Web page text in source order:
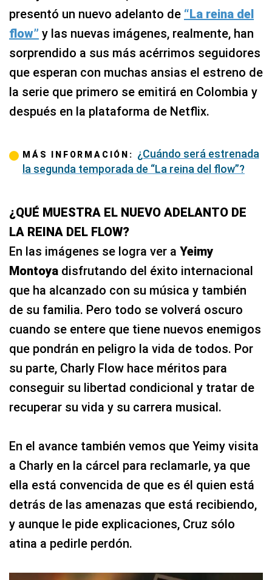
presentó un nuevo adelanto de “La reina del
flow” y las nuevas imágenes, realmente, han
sorprendido a sus más acérrimos seguidores
que esperan con muchas ansias el estreno de
la serie que primero se emitirá en Colombia y
después en la plataforma de Netflix.
MÁS INFORMACIÓN:
¿Cuándo será estrenada
la segunda temporada de “La reina del flow”?
¿QUÉ MUESTRA EL NUEVO ADELANTO DE
LA REINA DEL FLOW?
En las imágenes se logra ver a Yeimy
Montoya disfrutando del éxito internacional
que ha alcanzado con su música y también
de su familia. Pero todo se volverá oscuro
cuando se entere que tiene nuevos enemigos
que pondrán en peligro la vida de todos. Por
su parte, Charly Flow hace méritos para
conseguir su libertad condicional y tratar de
recuperar su vida y su carrera musical.
En el avance también vemos que Yeimy visita
a Charly en la cárcel para reclamarle, ya que
ella está convencida de que es él quien está
detrás de las amenazas que está recibiendo,
y aunque le pide explicaciones, Cruz sólo
atina a pedirle perdón.